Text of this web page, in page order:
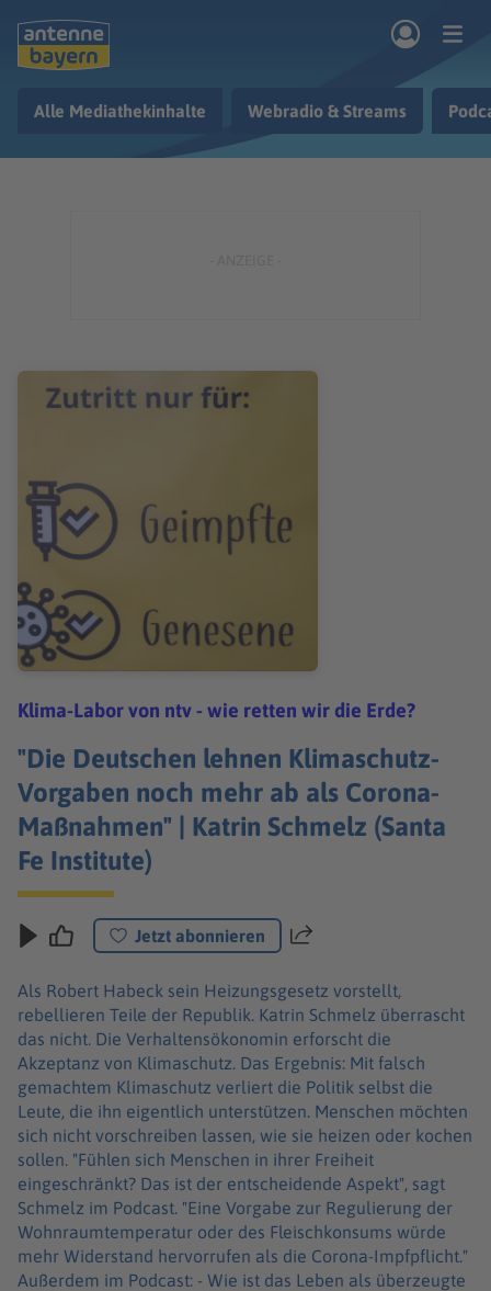
Kontakt
Alle Mediathekinhalte Webradio & Streams
Klima-Labor von ntv - wie retten wir die Erde?
"Die Deutschen lehnen Klimaschutz-
Vorgaben noch mehr ab als Corona-
Maßnahmen" | Katrin Schmelz (Santa
Fe Institute)
Jetzt abonnieren Teilen
Als Robert Habeck sein Heizungsgesetz vorstellt,
rebellieren Teile der Republik. Katrin Schmelz überrascht
das nicht. Die Verhaltensökonomin erforscht die
Akzeptanz von Klimaschutz. Das Ergebnis: Mit falsch
gemachtem Klimaschutz verliert die Politik selbst die
Leute, die ihn eigentlich unterstützen. Menschen möchten
sich nicht vorschreiben lassen, wie sie heizen oder kochen
sollen. "Fühlen sich Menschen in ihrer Freiheit
eingeschränkt? Das ist der entscheidende Aspekt", sagt
Schmelz im Podcast. "Eine Vorgabe zur Regulierung der
Wohnraumtemperatur oder des Fleischkonsums würde
mehr Widerstand hervorrufen als die Corona-Impfpflicht."
Außerdem im Podcast: - Wie ist das Leben als überzeugte